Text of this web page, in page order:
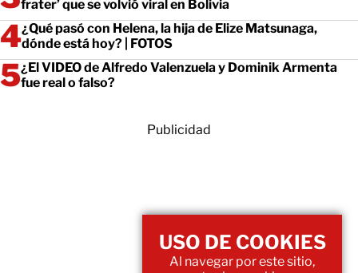
frater’ que se volvió viral en Bolivia
¿Qué pasó con Helena, la hija de Elize Matsunaga,
dónde está hoy? | FOTOS
¿El VIDEO de Alfredo Valenzuela y Dominik Armenta
fue real o falso?
Publicidad
USO DE COOKIES
Al navegar por este sitio,